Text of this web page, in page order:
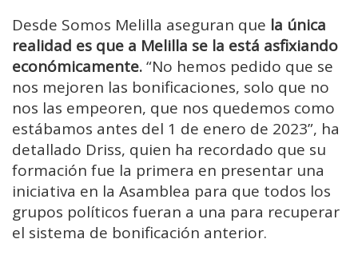
Desde Somos Melilla aseguran que la única
realidad es que a Melilla se la está asfixiando
económicamente.“No hemos pedido que se
nos mejoren las bonificaciones, solo que no
nos las empeoren, que nos quedemos como
estábamos antes del 1 de enero de 2023”, ha
detallado Driss, quien ha recordado que su
formación fue la primera en presentar una
iniciativa en la Asamblea para que todos los
grupos políticos fueran a una para recuperar
el sistema de bonificación anterior.